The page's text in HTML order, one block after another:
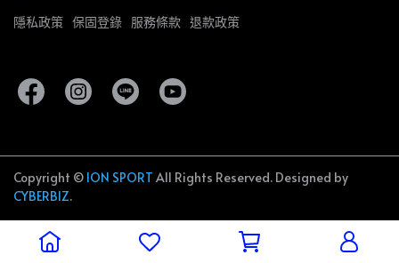
隱私政策 保固登錄 服務條款 退款政策
Copyright © ION SPORT All Rights Reserved. Designed by
CYBERBIZ.